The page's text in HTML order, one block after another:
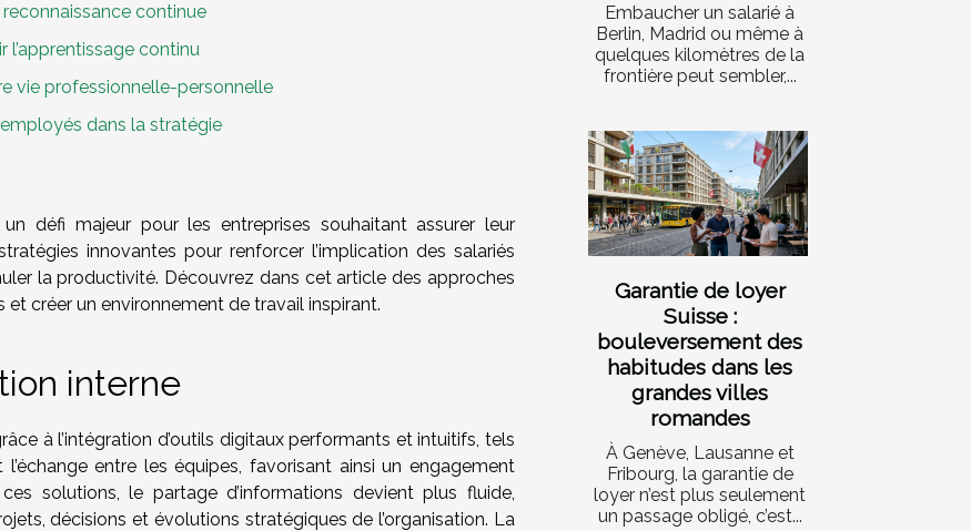
reconnaissance continue
l’apprentissage continu
vie professionnelle-personnelle
dans la stratégie
un défi majeur pour les entreprises souhaitant assurer leur
innovantes pour renforcer l’implication des salariés
la productivité. Découvrez dans cet article des approches
créer un environnement de travail inspirant.
interne
à l’intégration d’outils digitaux performants et intuitifs, tels
entre les équipes, favorisant ainsi un engagement
solutions, le partage d’informations devient plus fluide,
décisions et évolutions stratégiques de l’organisation. La
Embaucher un salarié à
Berlin, Madrid ou même à
quelques kilomètres de la
frontière peut sembler,...
Garantie de loyer
Suisse :
bouleversement des
habitudes dans les
grandes villes
romandes
À Genève, Lausanne et
Fribourg, la garantie de
loyer n’est plus seulement
un passage obligé, c’est...